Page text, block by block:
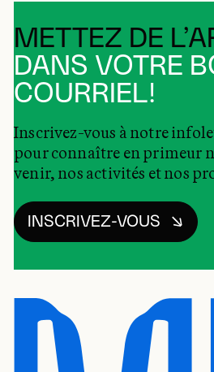
METTEZ DE
DANS VOTRE
COURRIEL!
Inscrivez-vous à notre
pour connaître en primeur
venir, nos activités et nos
INSCRIVEZ-VOUS